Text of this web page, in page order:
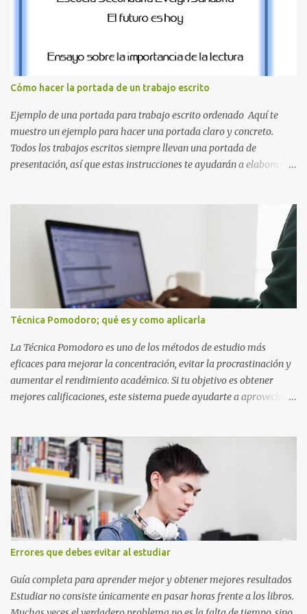
resolución de las siguientes letras: Letras vibrantes : La J y la M en
la Q en amarillo brillante, junto con la N y la P en un verde
inspirado en los niveles de los juegos. Formas icónicas : No te
pierdas la letra O , diseñada con ese estilo geométrico tan carac...
Cómo hacer la portada de un trabajo escrito
Ejemplo de una portada para trabajo escrito ordenado Aquí te
muestro un ejemplo para hacer una portada claro y concreto.
Todos los trabajos escritos siempre llevan una portada de
presentación, así que estas instrucciones te ayudarán a elaborar
compartir el enlace de este artículo para que así como a ti también
ellos se puedan guiar con esta explicación. Los datos esenciales
para una portada para presentar un trabajo escrito a mano o
impreso son los siguientes y en este orden: Nombre de la escuela o
del instituto (Es muy importante este dato) Título del trabajo
(Puede ser: Ensayo sobre la lectura, o Informe de computación)
Nombre completo del alumno que va a presentar dicho trabajo
escrito La clase, materia ó asignatura Grupo Nombre del maestro
o catedrático Ciudad y fecha...
Técnica Pomodoro; qué es y como aplicarla
La Técnica Pomodoro es uno de los métodos de estudio más
eficaces para mejorar la concentración, evitar la procrastinación y
aumentar el rendimiento académico. Si tu objetivo es obtener
mejores calificaciones, este sistema puede ayudarte a aprovechar
Técnica Pomodoro es un método de administración del tiempo
creado para mejorar la concentración y la productividad. Consiste
en dividir el estudio en bloques cortos de trabajo intenso,
separados por pequeños descansos que ayudan al cerebro a
recuperarse. A diferencia de estudiar durante horas seguidas, este
sistema aprovecha la capacidad natural del cerebro para
mantener la atención durante periodos limitados, lo que permite
aprender más en menos tiempo y recordar mejor la información.
Si alguna vez has sentido que pasas muchas horas frente a los
libros pero aprendes poco, la Técnica Pomodoro puede marcar u...
Errores que debes evitar al estudiar
Guía completa para aprender mejor y obtener mejores resultados
Estudiar no consiste únicamente en pasar horas frente a los libros.